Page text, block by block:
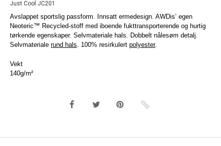
Just Cool JC201
Avslappet sportslig passform. Innsatt ermedesign. AWDis’ egen
Neoteric™ Recycled-stoff med iboende fukttransporterende og hurtig
tørkende egenskaper. Selvmateriale hals. Dobbelt nålesøm detalj.
Selvmateriale rund hals. 100% resirkulert polyester.
Vekt
140g/m²